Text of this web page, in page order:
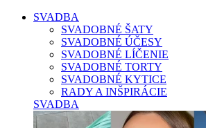
SVADBA
SVADOBNÉ ŠATY
SVADOBNÉ ÚČESY
SVADOBNÉ LÍČENIE
SVADOBNÉ TORTY
SVADOBNÉ KYTICE
RADY A INŠPIRÁCIE
SVADBA